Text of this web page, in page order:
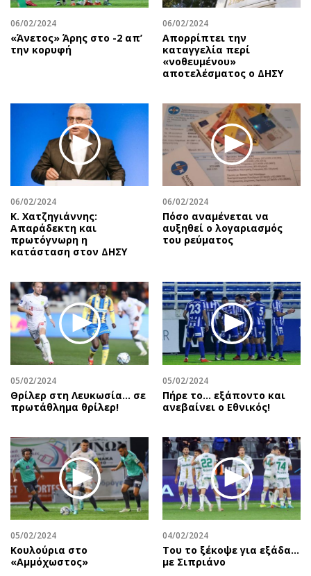
06/02/2024
«Άνετος» Άρης στο -2 απ’
την κορυφή
06/02/2024
Απορρίπτει την
καταγγελία περί
«νοθευμένου»
αποτελέσματος ο ΔΗΣΥ
06/02/2024
Κ. Χατζηγιάννης:
Απαράδεκτη και
πρωτόγνωρη η
κατάσταση στον ΔΗΣΥ
06/02/2024
Πόσο αναμένεται να
αυξηθεί ο λογαριασμός
του ρεύματος
05/02/2024
Θρίλερ στη Λευκωσία... σε
πρωτάθλημα θρίλερ!
05/02/2024
Πήρε το… εξάποντο και
ανεβαίνει ο Εθνικός!
05/02/2024
Κουλούρια στο
«Αμμόχωστος»
04/02/2024
Του το ξέκοψε για εξάδα…
με Σιπριάνο